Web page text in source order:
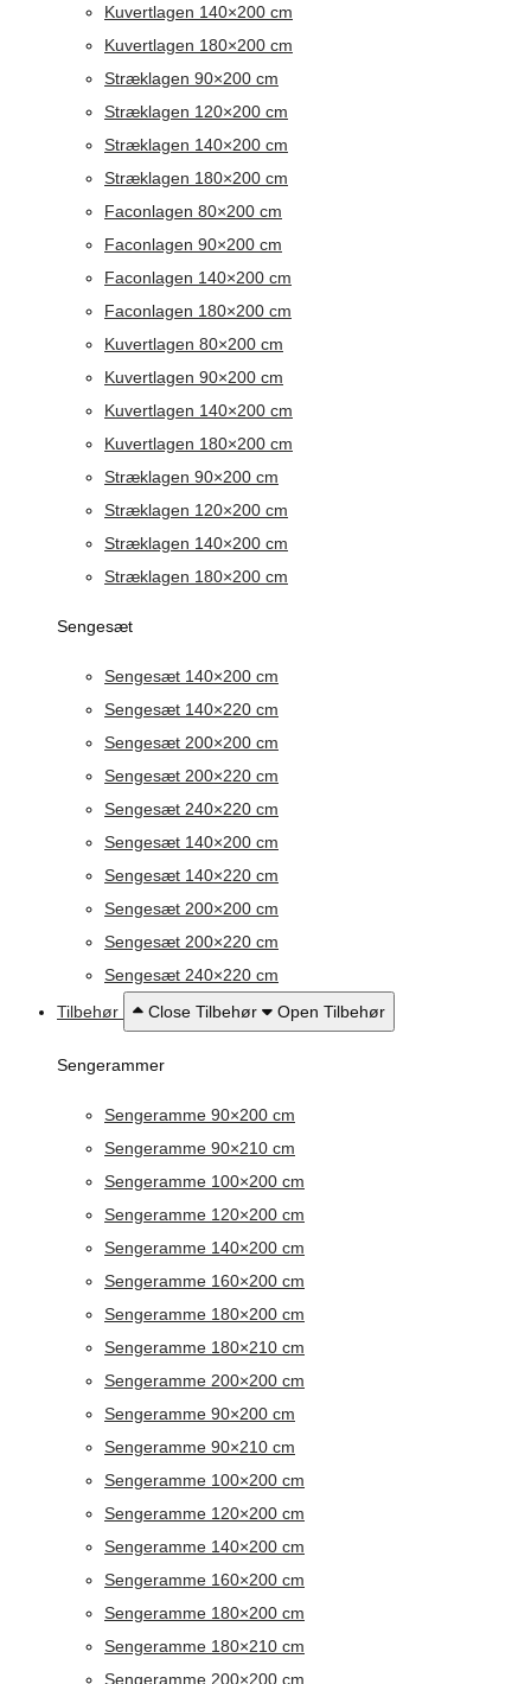
Kuvertlagen 140×200 cm
Kuvertlagen 180×200 cm
Stræklagen 90×200 cm
Stræklagen 120×200 cm
Stræklagen 140×200 cm
Stræklagen 180×200 cm
Faconlagen 80×200 cm
Faconlagen 90×200 cm
Faconlagen 140×200 cm
Faconlagen 180×200 cm
Kuvertlagen 80×200 cm
Kuvertlagen 90×200 cm
Kuvertlagen 140×200 cm
Kuvertlagen 180×200 cm
Stræklagen 90×200 cm
Stræklagen 120×200 cm
Stræklagen 140×200 cm
Stræklagen 180×200 cm
Sengesæt
Sengesæt 140×200 cm
Sengesæt 140×220 cm
Sengesæt 200×200 cm
Sengesæt 200×220 cm
Sengesæt 240×220 cm
Sengesæt 140×200 cm
Sengesæt 140×220 cm
Sengesæt 200×200 cm
Sengesæt 200×220 cm
Sengesæt 240×220 cm
Tilbehør
Close Tilbehør Open Tilbehør
Sengerammer
Sengeramme 90×200 cm
Sengeramme 90×210 cm
Sengeramme 100×200 cm
Sengeramme 120×200 cm
Sengeramme 140×200 cm
Sengeramme 160×200 cm
Sengeramme 180×200 cm
Sengeramme 180×210 cm
Sengeramme 200×200 cm
Sengeramme 90×200 cm
Sengeramme 90×210 cm
Sengeramme 100×200 cm
Sengeramme 120×200 cm
Sengeramme 140×200 cm
Sengeramme 160×200 cm
Sengeramme 180×200 cm
Sengeramme 180×210 cm
Sengeramme 200×200 cm